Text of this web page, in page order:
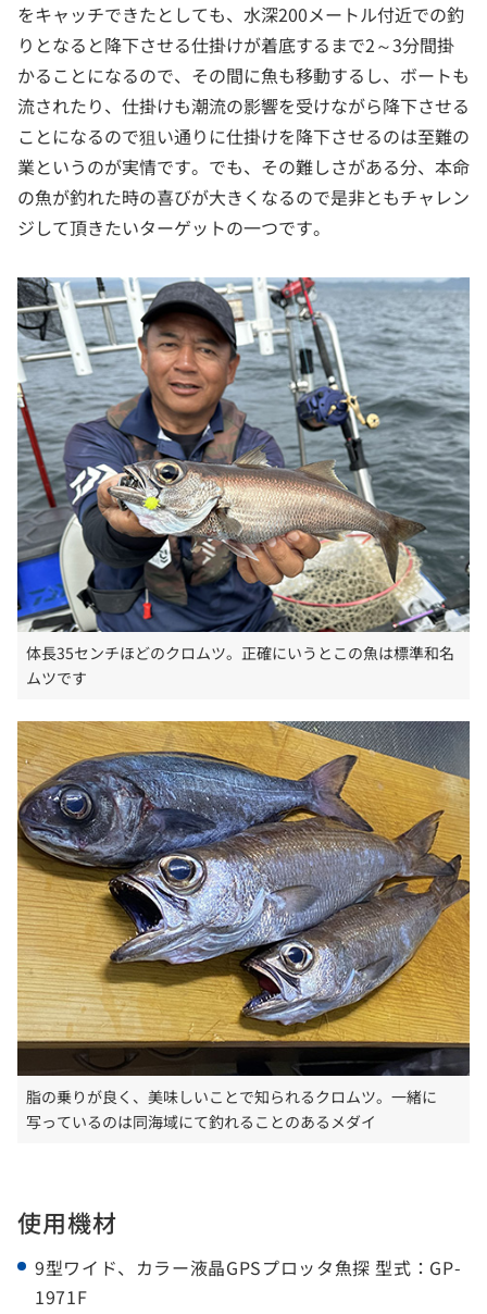
をキャッチできたとしても、水深200メートル付近での釣
りとなると降下させる仕掛けが着底するまで2～3分間掛
かることになるので、その間に魚も移動するし、ボートも
流されたり、仕掛けも潮流の影響を受けながら降下させる
ことになるので狙い通りに仕掛けを降下させるのは至難の
業というのが実情です。でも、その難しさがある分、本命
の魚が釣れた時の喜びが大きくなるので是非ともチャレン
ジして頂きたいターゲットの一つです。
体長35センチほどのクロムツ。正確にいうとこの魚は標準和名
ムツです
脂の乗りが良く、美味しいことで知られるクロムツ。一緒に
写っているのは同海域にて釣れることのあるメダイ
使用機材
9型ワイド、カラー液晶GPSプロッタ魚探 型式：GP-
1971F